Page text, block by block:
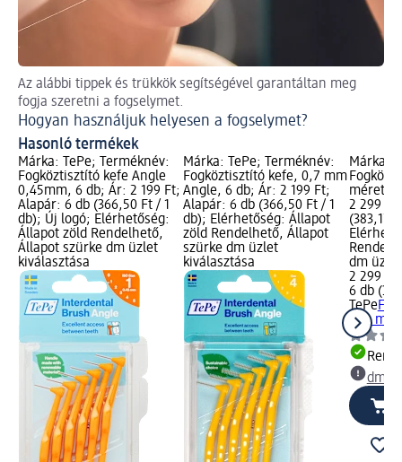
Az alábbi tippek és trükkök segítségével garantáltan meg
fogja szeretni a fogselymet.
Hogyan használjuk helyesen a fogselymet?
Hasonló termékek
Márka: TePe; Terméknév:
Fogköztisztító kefe Angle
0,45mm, 6 db; Ár: 2 199 Ft;
Alapár: 6 db (366,50 Ft / 1
db); Új logó; Elérhetőség:
Állapot zöld Rendelhető,
Állapot szürke dm üzlet
kiválasztása
Márka: TePe; Terméknév:
Fogköztisztító kefe, 0,7 mm
Angle, 6 db; Ár: 2 199 Ft;
Alapár: 6 db (366,50 Ft / 1
db); Elérhetőség: Állapot
zöld Rendelhető, Állapot
szürke dm üzlet
kiválasztása
Márka:
2 299
(383,17
dm
2 299 Ft
6 db
TePe
féle
dm